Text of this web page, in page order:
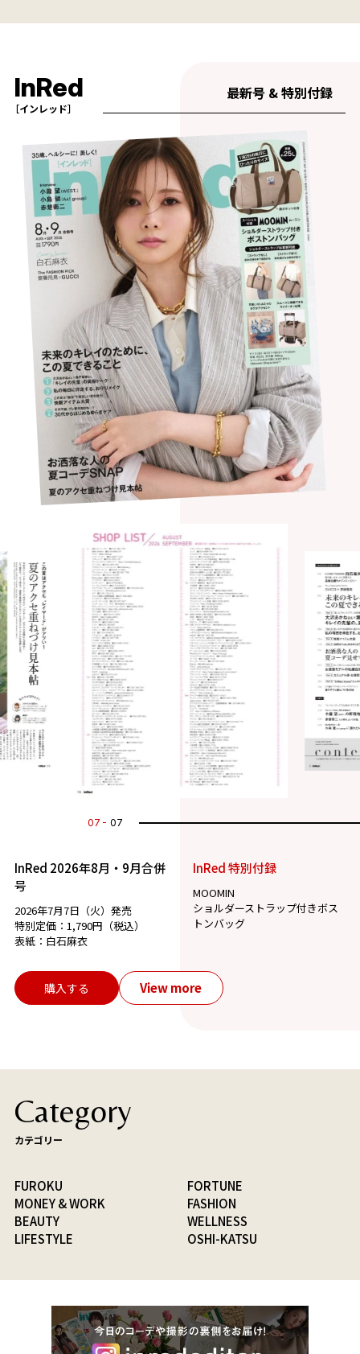
InRed
［インレッド］
最新号 & 特別付録
07 07
InRed 2026年8月・9月合併
号
2026年7月7日（火）発売
特別定価：1,790円（税込）
表紙：白石麻衣
InRed 特別付録
MOOMIN
ショルダーストラップ付きボス
トンバッグ
購入する View more
Category
カテゴリー
FUROKU
FORTUNE
MONEY & WORK
FASHION
BEAUTY
WELLNESS
LIFESTYLE
OSHI-KATSU